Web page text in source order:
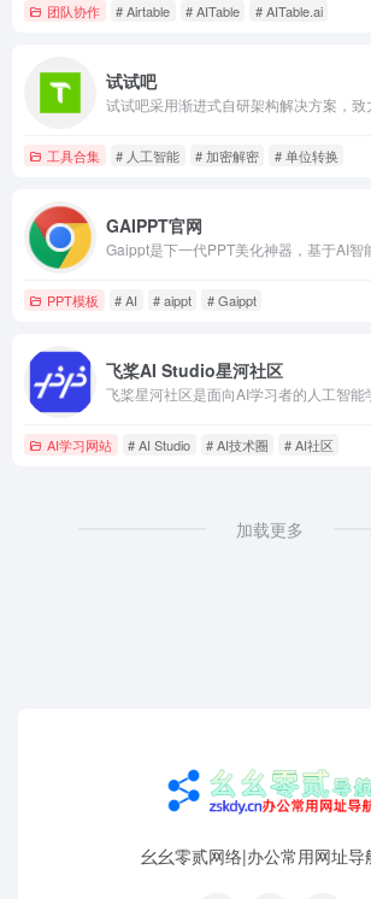
团队协作 # Airtable # AITable # AITable.ai
试试吧
工具合集 # 人工智能 # 加密解密 # 单位转换
GAIPPT官网
PPT模板 # AI # aippt # Gaippt
飞桨AI Studio星河社区
AI学习网站 # AI Studio # AI技术圈 # AI社区
加载更多
幺幺零贰网络|办公常用网址导